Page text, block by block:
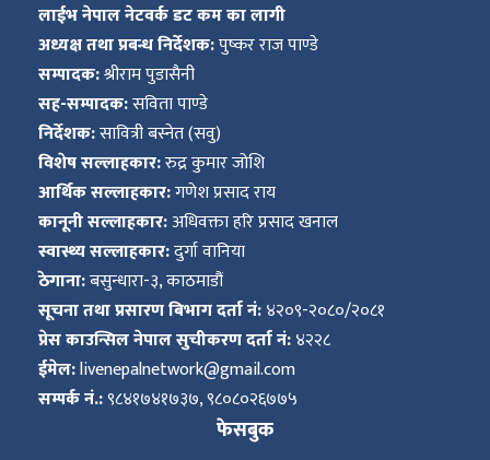
लाईभ नेपाल नेटवर्क डट कम का लागी
अध्यक्ष तथा प्रबन्ध निर्देशक:पुष्कर राज पाण्डे
सम्पादक:श्रीराम पुडासैनी
सह-सम्पादक:सविता पाण्डे
निर्देशक:सावित्री बस्नेत (सवु)
विशेष सल्लाहकार:रुद्र कुमार जोशि
आर्थिक सल्लाहकार:गणेश प्रसाद राय
कानूनी सल्लाहकार:अधिवक्ता हरि प्रसाद खनाल
स्वास्थ्य सल्लाहकार:दुर्गा वानिया
ठेगाना:बसुन्धारा-३, काठमाडौं
सूचना तथा प्रसारण बिभाग दर्ता नं:४२०९-२०८०/२०८१
प्रेस काउन्सिल नेपाल सुचीकरण दर्ता नं:४२२८
ईमेल:livenepalnetwork@gmail.com
सम्पर्क नं.:९८४१७४१७३७, ९८०८०२६७७५
फेसबुक